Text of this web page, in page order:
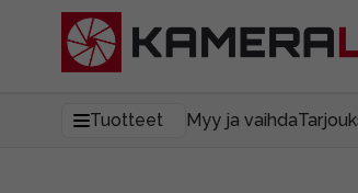
Tuotteet Myy ja vaihda